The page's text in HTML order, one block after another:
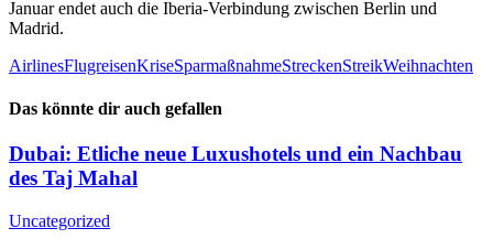
Januar endet auch die Iberia-Verbindung zwischen Berlin und
Madrid.
AirlinesFlugreisenKriseSparmaßnahmeStreckenStreikWeihnachten
Das könnte dir auch gefallen
Dubai: Etliche neue Luxushotels und ein Nachbau
des Taj Mahal
Uncategorized